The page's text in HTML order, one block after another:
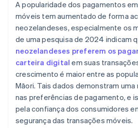
A popularidade dos pagamentos
móveis tem aumentado de forma
neozelandeses, especialmente os
de uma pesquisa de 2024 indicam
neozelandeses preferem os
carteira digital em suas
crescimento é maior entre as
Māori. Tais dados demonstram
nas preferências de pagamento, e
pela confiança dos consumidores
segurança das transações móveis.